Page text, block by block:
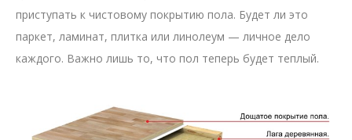
приступать к чистовому покрытию пола. Будет ли это
паркет, ламинат, плитка или линолеум — личное дело
каждого. Важно лишь то, что пол теперь будет теплый.